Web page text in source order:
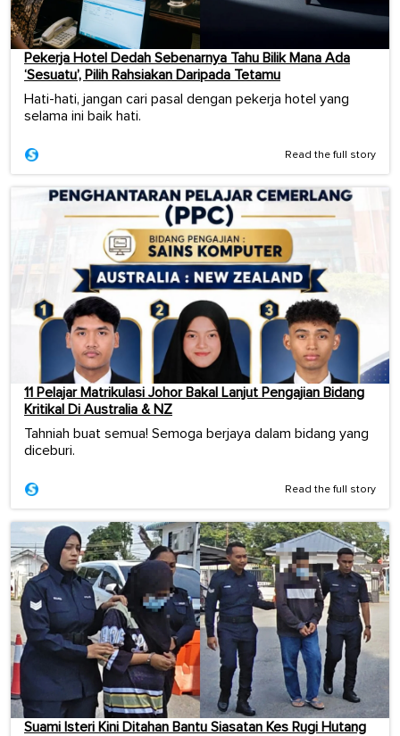
Pekerja Hotel Dedah Sebenarnya Tahu Bilik Mana Ada
‘Sesuatu’, Pilih Rahsiakan Daripada Tetamu
Hati-hati, jangan cari pasal dengan pekerja hotel yang
selama ini baik hati.
Read the full story
11 Pelajar Matrikulasi Johor Bakal Lanjut Pengajian Bidang
Kritikal Di Australia & NZ
Tahniah buat semua! Semoga berjaya dalam bidang yang
diceburi.
Read the full story
Suami Isteri Kini Ditahan Bantu Siasatan Kes Rugi Hutang